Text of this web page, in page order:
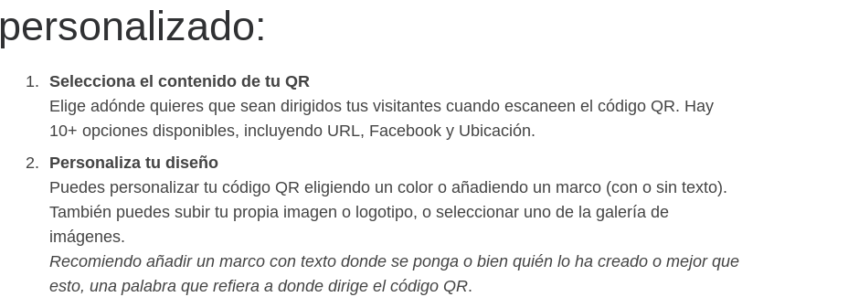
personalizado:
Selecciona el contenido de tu QR
Elige adónde quieres que sean dirigidos tus visitantes cuando escaneen el código QR. Hay
10+ opciones disponibles, incluyendo URL, Facebook y Ubicación.
Personaliza tu diseño
Puedes personalizar tu código QR eligiendo un color o añadiendo un marco (con o sin texto).
También puedes subir tu propia imagen o logotipo, o seleccionar uno de la galería de
imágenes.
Recomiendo añadir un marco con texto donde se ponga o bien quién lo ha creado o mejor que
esto, una palabra que refiera a donde dirige el código QR.